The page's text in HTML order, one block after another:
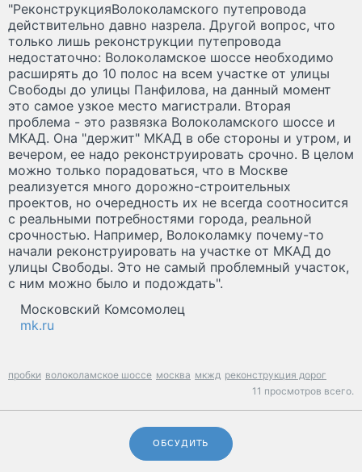
"РеконструкцияВолоколамского путепровода
действительно давно назрела. Другой вопрос, что
только лишь реконструкции путепровода
недостаточно: Волоколамское шоссе необходимо
расширять до 10 полос на всем участке от улицы
Свободы до улицы Панфилова, на данный момент
это самое узкое место магистрали. Вторая
проблема - это развязка Волоколамского шоссе и
МКАД. Она "держит" МКАД в обе стороны и утром, и
вечером, ее надо реконструировать срочно. В целом
можно только порадоваться, что в Москве
реализуется много дорожно-строительных
проектов, но очередность их не всегда соотносится
с реальными потребностями города, реальной
срочностью. Например, Волоколамку почему-то
начали реконструировать на участке от МКАД до
улицы Свободы. Это не самый проблемный участок,
с ним можно было и подождать".
Московский Комсомолец
mk.ru
пробки волоколамское шоссе москва мкжд реконструкция дорог
11 просмотров всего.
ОБСУДИТЬ